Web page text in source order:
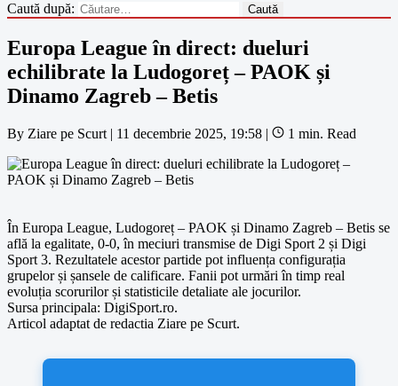
Caută după:
Europa League în direct: dueluri
echilibrate la Ludogoreț – PAOK și
Dinamo Zagreb – Betis
By Ziare pe Scurt | 11 decembrie 2025, 19:58 | 1 min. Read
În Europa League, Ludogoreț – PAOK și Dinamo Zagreb – Betis se
află la egalitate, 0-0, în meciuri transmise de Digi Sport 2 și Digi
Sport 3. Rezultatele acestor partide pot influența configurația
grupelor și șansele de calificare. Fanii pot urmări în timp real
evoluția scorurilor și statisticile detaliate ale jocurilor.
Sursa principala: DigiSport.ro.
Articol adaptat de redactia Ziare pe Scurt.